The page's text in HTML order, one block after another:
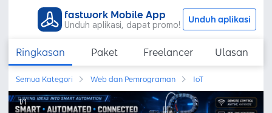
fastwork Mobile App
Unduh aplikasi, dapat promo! Unduh aplikasi
Ringkasan Paket Freelancer Ulasan
Semua Kategori Web dan Pemrograman IoT
1/1